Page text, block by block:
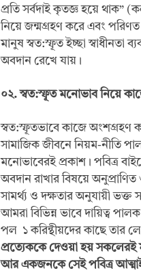
প্রতি সর্বদাই কৃতজ্ঞ হয়ে থাক”
নিয়ে জন্মগ্রহণ করে এবং
মানুষ স্বত:স্ফূত ইচ্ছা স্বাধীনতা
অবদান রেখে যায়।
০২. স্বত:স্ফূত মনোভাব নিয়ে
স্বত:স্ফূতভাবে কাজে অংশগ্রহণ
সামাজিক জীবনে নিয়ম-নীতি
মনোভাবেরই প্রকাশ। পবিত্র
অবদান রাখার বিষয়ে
সামর্থ্য ও দক্ষতার অনুযায়ী ভক্ত
আমরা বিভিন্ন ভাবে দায়িত্ব
পল ১ করিন্থীয়দের কাছে তার
প্রত্যেককে দেওয়া হয় সকলেরই
আর একজনকে সেই পবিত্র